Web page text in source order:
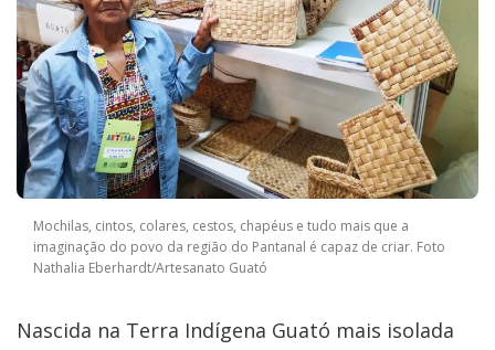
Mochilas, cintos, colares, cestos, chapéus e tudo mais que a
imaginação do povo da região do Pantanal é capaz de criar. Foto
Nathalia Eberhardt/Artesanato Guató
Nascida na Terra Indígena Guató mais isolada